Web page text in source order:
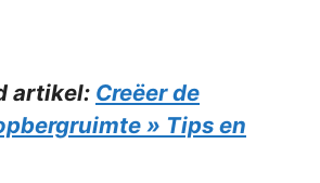
artikel: Creëer de
» Tips en